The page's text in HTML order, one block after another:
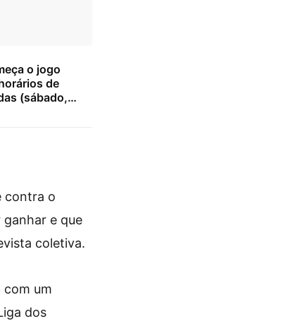
o jogo
de
(sábado,
contra o
e que
coletiva.
com um
dos